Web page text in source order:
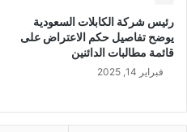
ا
د
س
رئيس شركة الكابلات السعودية
يوضح تفاصيل حكم الاعتراض على
قائمة مطالبات الدائنين
فبراير 14, 2025